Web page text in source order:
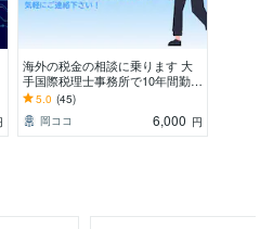
海外の税金の相談に乗ります 大
手国際税理士事務所で10年間勤
務、経験豊富です
5.0 (45)
岡ココ
6,000 円